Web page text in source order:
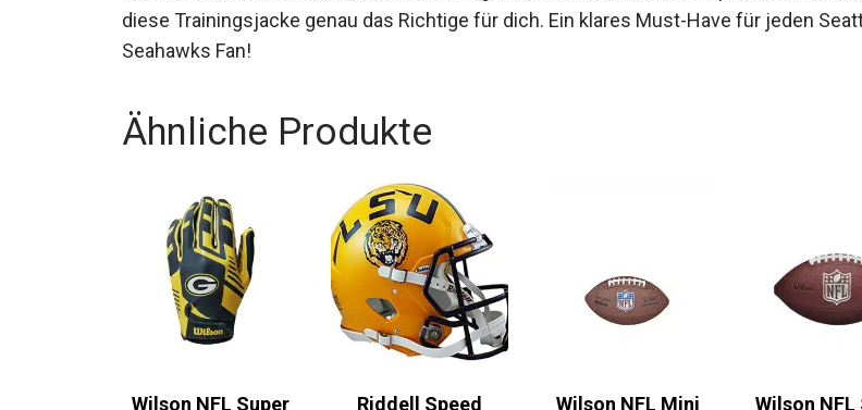
diese Trainingsjacke genau das Richtige für dich. Ein klares Must-Have für jeden
Seahawks Fan!
Ähnliche Produkte
Wilson NFL Super
Riddell Speed
Wilson NFL Mini
Wilson NFL